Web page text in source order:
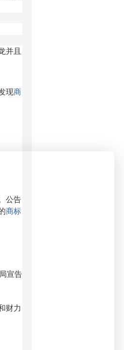
并且
现商
公告
商标
宣告
财力